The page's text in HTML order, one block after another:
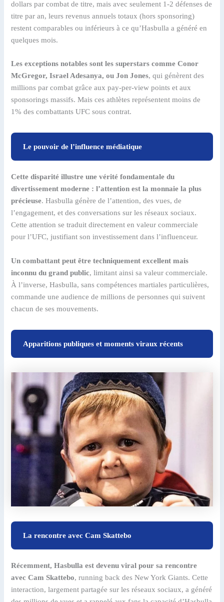
dollars par combat de titre, mais avec seulement 1-2 défenses de
titre par an, leurs revenus annuels totaux (hors sponsoring)
restent comparables ou inférieurs à ce qu’Hasbulla a généré en
quelques mois.
Les exceptions notables sont les superstars comme Conor
McGregor, Israel Adesanya, ou Jon Jones, qui génèrent des
millions par combat grâce aux pay-per-view points et aux
sponsorings massifs. Mais ces athlètes représentent moins de
1% des combattants UFC sous contrat.
Le pouvoir de l’influence médiatique
Cette disparité illustre une vérité fondamentale du
divertissement moderne : l’attention est la monnaie la plus
précieuse. Hasbulla génère de l’attention, des vues, de
l’engagement, et des conversations sur les réseaux sociaux.
Cette attention se traduit directement en valeur commerciale
pour l’UFC, justifiant son investissement dans l’influenceur.
Un combattant peut être techniquement excellent mais
inconnu du grand public, limitant ainsi sa valeur commerciale.
À l’inverse, Hasbulla, sans compétences martiales particulières,
commande une audience de millions de personnes qui suivent
chacun de ses mouvements.
Apparitions publiques et moments viraux récents
La rencontre avec Cam Skattebo
Récemment, Hasbulla est devenu viral pour sa rencontre
avec Cam Skattebo, running back des New York Giants. Cette
interaction, largement partagée sur les réseaux sociaux, a généré